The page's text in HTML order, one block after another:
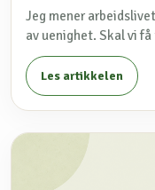
Jeg mener
av uenighet. Skal vi
Les artikkelen